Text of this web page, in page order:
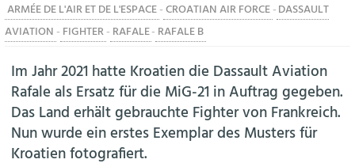
MILITÄR
HELIKOPTER
BERUFE
ARMÉE DE L'AIR ET DE L'ESPACE-CROATIAN AIR FORCE-DASSAULT
AVIATION - FIGHTER- RAFALE- RAFALE B
Im Jahr 2021 hatte Kroatien die Dassault Aviation
Rafale als Ersatz für die MiG-21 in Auftrag gegeben.
Das Land erhält gebrauchte Fighter von Frankreich.
Nun wurde ein erstes Exemplar des Musters für
Kroatien fotografiert.